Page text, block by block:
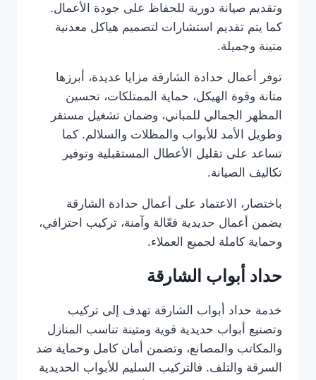
وتقديم صيانة دورية للحفاظ على جودة الأعمال.
كما يتم تقديم استشارات لتصميم هياكل معدنية
متينة وجميلة.
توفر أعمال حدادة الشارقة مزايا عديدة، أبرزها
متانة وقوة الهيكل، حماية الممتلكات، تحسين
المظهر الجمالي للمباني، وضمان تشغيل مستقر
وطويل الأمد للأبواب والمظلات والسلالم. كما
تساعد على تقليل الأعطال المستقبلية وتوفير
تكاليف الصيانة.
باختصار، الاعتماد على أعمال حدادة الشارقة
يضمن أعمال حديدية فعّالة وآمنة، تركيب احترافي،
وحماية كاملة لجميع العملاء.
حداد أبواب الشارقة
خدمة حداد أبواب الشارقة تهدف إلى تركيب
وتصنيع أبواب حديدية قوية ومتينة تناسب المنازل
والمكاتب والمصانع، وتضمن أمان كامل وحماية ضد
السرقة والتلف. فالتركيب السليم للأبواب الحديدية